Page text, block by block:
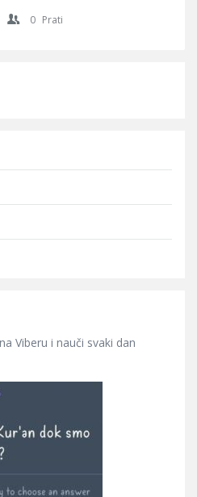
0 Prati
Viberu i nauči svaki dan